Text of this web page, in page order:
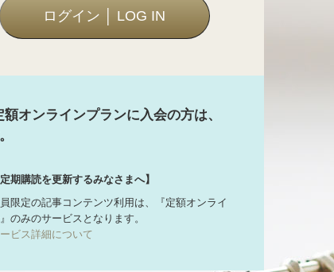
オンラインプランに入会の方は、
定期購読を更新するみなさまへ】
限定の記事コンテンツ利用は、『定額オンライ
のみのサービスとなります。
ビス詳細について